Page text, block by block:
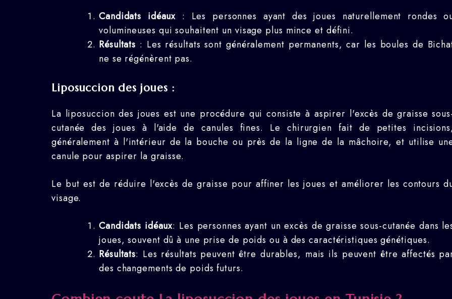
Candidats idéaux : Les personnes ayant des joues naturellement rondes
volumineuses qui souhaitent un visage plus mince et défini.
Résultats : Les résultats sont généralement permanents, car les boules de
ne se régénèrent pas.
Liposuccion des joues :
La liposuccion des joues est une procédure qui consiste à aspirer l'excès de graisse
cutanée des joues à l'aide de canules fines. Le chirurgien fait de petites incisions,
généralement à l'intérieur de la bouche ou près de la ligne de la mâchoire, et utilise
canule pour aspirer la graisse.
Le but est de réduire l'excès de graisse pour affiner les joues et améliorer les contours
visage.
Candidats idéaux: Les personnes ayant un excès de graisse sous-cutanée dans
joues, souvent dû à une prise de poids ou à des caractéristiques génétiques.
Résultats: Les résultats peuvent être durables, mais ils peuvent être affectés
des changements de poids futurs.